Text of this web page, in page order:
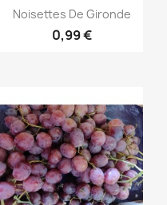
Aperçu rapide
Noisettes De Gironde
0,99 €